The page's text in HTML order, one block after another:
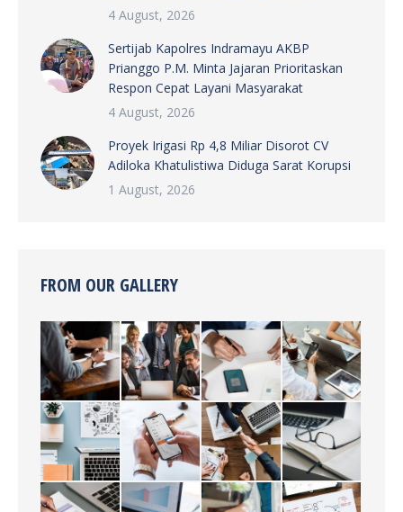
4 August, 2026
Sertijab Kapolres Indramayu AKBP
Prianggo P.M. Minta Jajaran Prioritaskan
Respon Cepat Layani Masyarakat
4 August, 2026
Proyek Irigasi Rp 4,8 Miliar Disorot CV
Adiloka Khatulistiwa Diduga Sarat Korupsi
1 August, 2026
FROM OUR GALLERY